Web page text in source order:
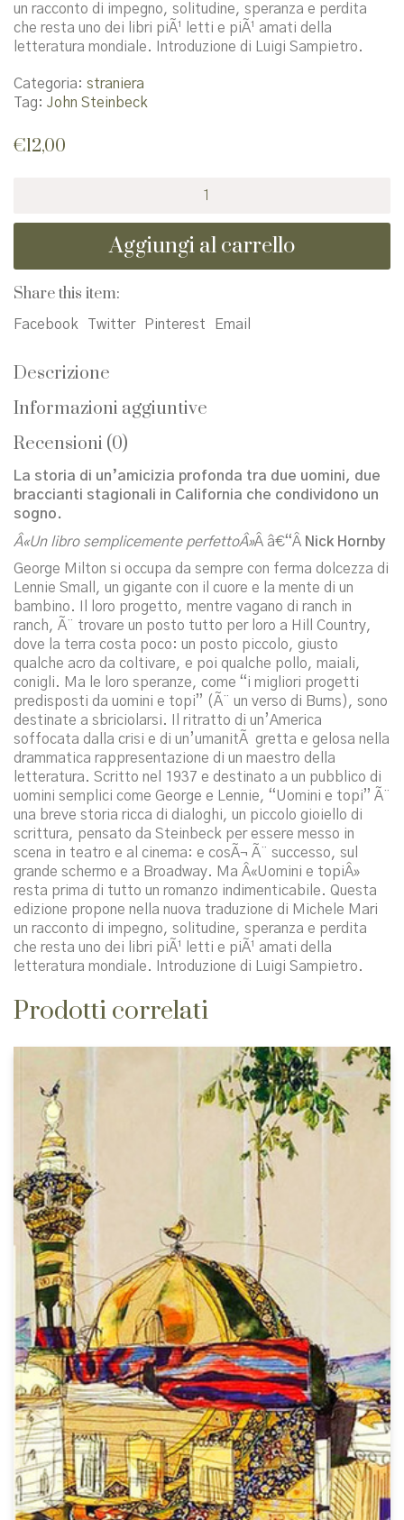
un racconto di impegno, solitudine, speranza e perdita
che resta uno dei libri piÃ¹ letti e piÃ¹ amati della
letteratura mondiale. Introduzione di Luigi Sampietro.
Categoria: straniera
Tag: John Steinbeck
€12,00
topi
Aggiungi al carrello
Share this item:
Facebook Twitter Pinterest Email
Descrizione
Informazioni aggiuntive
Recensioni (0)
La storia di un’amicizia profonda tra due uomini, due
braccianti stagionali in California che condividono un
sogno.
Â«Un libro semplicemente perfettoÂ»Â â€“Â Nick Hornby
George Milton si occupa da sempre con ferma dolcezza di
Lennie Small, un gigante con il cuore e la mente di un
bambino. Il loro progetto, mentre vagano di ranch in
ranch, Ã¨ trovare un posto tutto per loro a Hill Country,
dove la terra costa poco: un posto piccolo, giusto
qualche acro da coltivare, e poi qualche pollo, maiali,
conigli. Ma le loro speranze, come “i migliori progetti
predisposti da uomini e topi” (Ã¨ un verso di Burns), sono
destinate a sbriciolarsi. Il ritratto di un’America
soffocata dalla crisi e di un’umanitÃ gretta e gelosa nella
drammatica rappresentazione di un maestro della
letteratura. Scritto nel 1937 e destinato a un pubblico di
uomini semplici come George e Lennie, “Uomini e topi” Ã¨
una breve storia ricca di dialoghi, un piccolo gioiello di
scrittura, pensato da Steinbeck per essere messo in
scena in teatro e al cinema: e cosÃ¬ Ã¨ successo, sul
grande schermo e a Broadway. Ma Â«Uomini e topiÂ»
resta prima di tutto un romanzo indimenticabile. Questa
edizione propone nella nuova traduzione di Michele Mari
un racconto di impegno, solitudine, speranza e perdita
che resta uno dei libri piÃ¹ letti e piÃ¹ amati della
letteratura mondiale. Introduzione di Luigi Sampietro.
Prodotti correlati